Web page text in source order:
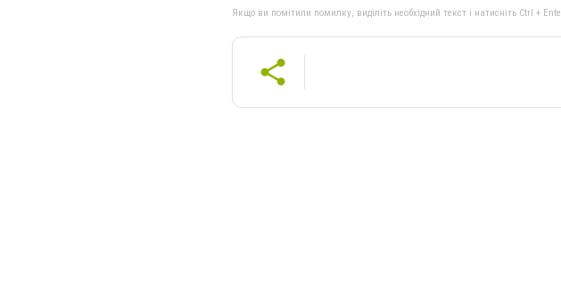
Якщо ви помітили помилку, виділіть необхідний текст і натисніть Ctrl +